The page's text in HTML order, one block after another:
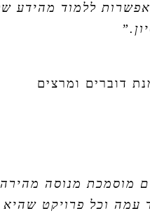
ללמוד מהידע
דוברים ומרצים
מוסמכת מנוסה מהירה
עמה וכל פרויקט שהיא